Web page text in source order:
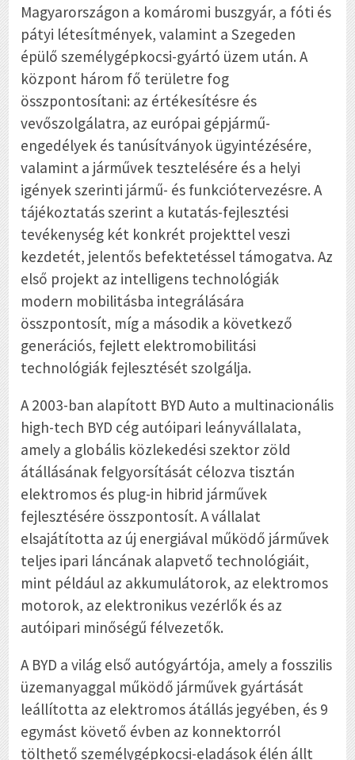
Magyarországon a komáromi buszgyár, a fóti és
pátyi létesítmények, valamint a Szegeden
épülő személygépkocsi-gyártó üzem után. A
központ három fő területre fog
összpontosítani: az értékesítésre és
vevőszolgálatra, az európai gépjármű-
engedélyek és tanúsítványok ügyintézésére,
valamint a járművek tesztelésére és a helyi
igények szerinti jármű- és funkciótervezésre. A
tájékoztatás szerint a kutatás-fejlesztési
tevékenység két konkrét projekttel veszi
kezdetét, jelentős befektetéssel támogatva. Az
első projekt az intelligens technológiák
modern mobilitásba integrálására
összpontosít, míg a második a következő
generációs, fejlett elektromobilitási
technológiák fejlesztését szolgálja.
A 2003-ban alapított BYD Auto a multinacionális
high-tech BYD cég autóipari leányvállalata,
amely a globális közlekedési szektor zöld
átállásának felgyorsítását célozva tisztán
elektromos és plug-in hibrid járművek
fejlesztésére összpontosít. A vállalat
elsajátította az új energiával működő járművek
teljes ipari láncának alapvető technológiáit,
mint például az akkumulátorok, az elektromos
motorok, az elektronikus vezérlők és az
autóipari minőségű félvezetők.
A BYD a világ első autógyártója, amely a fosszilis
üzemanyaggal működő járművek gyártását
leállította az elektromos átállás jegyében, és 9
egymást követő évben az konnektorról
tölthető személygépkocsi-eladások élén állt